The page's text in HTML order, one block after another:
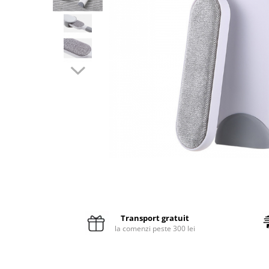
Pilote cu blăniță
Transport gratuit
la comenzi peste 300 lei